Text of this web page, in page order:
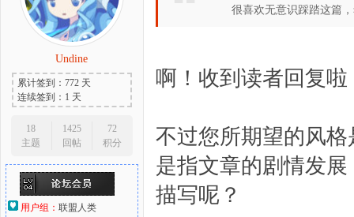
Undine
累计签到：772 天
连续签到：1 天
18
主题
1425
回帖
72
积分
用户组： 联盟人类
很喜欢无意识踩踏这篇
啊！收到读者回复
不过您所期望的风
是指文章的剧情发
描写呢？